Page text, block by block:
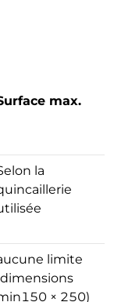
max.
la
limite
× 250)